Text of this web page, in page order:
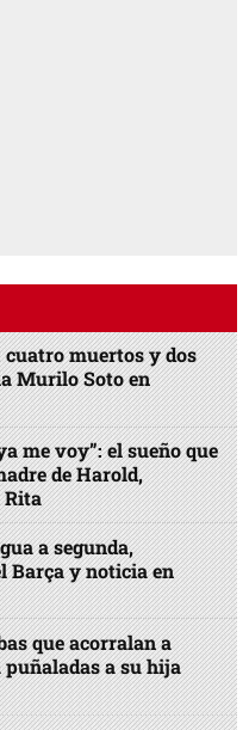
cuatro muertos y dos
Murilo Soto en
me voy”: el sueño que
de Harold,
Rita
a segunda,
Barça y noticia en
que acorralan a
puñaladas a su hija